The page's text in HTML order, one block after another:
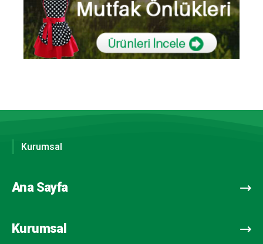
Kurumsal
Ana Sayfa
Kurumsal